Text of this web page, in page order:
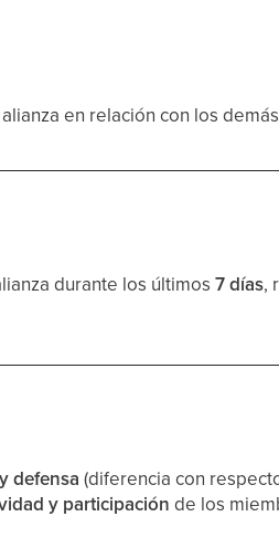
en relación con los
durante los últimos7 días,
defensa (diferencia con
y participación de los